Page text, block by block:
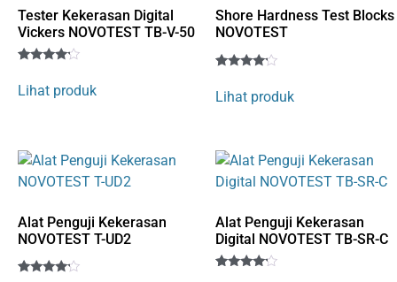
Tester Kekerasan Digital
Vickers NOVOTEST TB-V-50
4
out of 5
Lihat produk
Shore Hardness Test Blocks
NOVOTEST
4
out of 5
Lihat produk
Alat Penguji Kekerasan
NOVOTEST T-UD2
Alat Penguji Kekerasan
Digital NOVOTEST TB-SR-C